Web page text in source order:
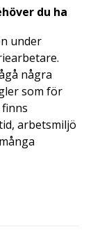
du ha
under
några
som för
arbetsmiljö